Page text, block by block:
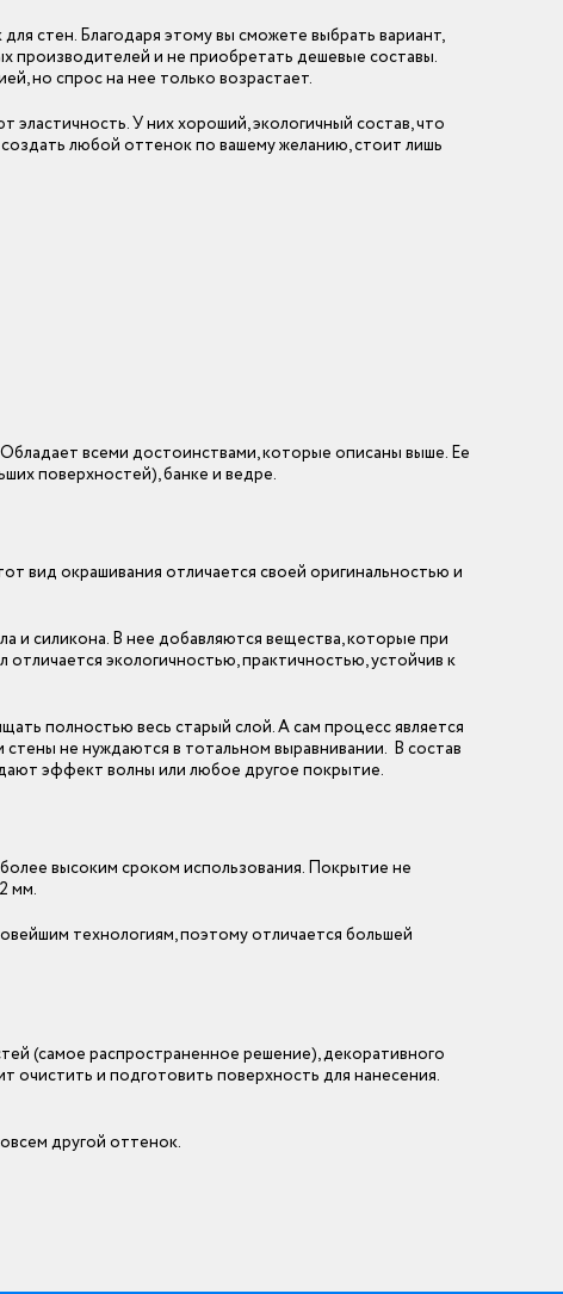
стен. Благодаря этому вы сможете выбрать вариант,
производителей и не приобретать дешевые составы.
но спрос на нее только возрастает.
У них хороший, экологичный состав, что
любой оттенок по вашему желанию, стоит лишь
всеми достоинствами, которые описаны выше. Ее
поверхностей), банке и ведре.
вид окрашивания отличается своей оригинальностью и
и силикона. В нее добавляются вещества, которые при
экологичностью, практичностью, устойчив к
полностью весь старый слой. А сам процесс является
не нуждаются в тотальном выравнивании. В состав
эффект волны или любое другое покрытие.
высоким сроком использования. Покрытие не
мм.
технологиям, поэтому отличается большей
(самое распространенное решение), декоративного
очистить и подготовить поверхность для нанесения.
другой оттенок.